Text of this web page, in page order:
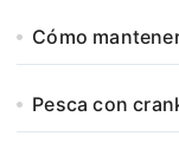
Cómo
Pesca con